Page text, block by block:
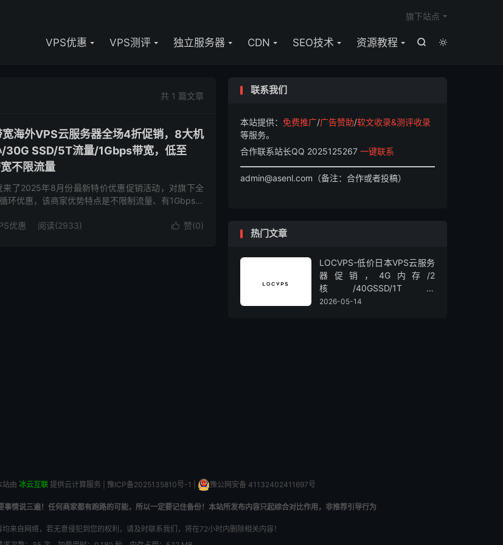


VPS优惠 VPS测评 独立服务器 CDN SEO技术 资源教程
旗下站点
共 1 篇文章
海外VPS云服务器全场4折促销，8大机
30G SSD/5T流量/1Gbps带宽，低至
不限流量
了2025年8月份最新特价优惠促销活动，对旗下全
环优惠，该商家优势特点是不限制流量、有1Gbps带
 赞(0)
优惠 阅读(2933)
联系我们
本站提供： 免费推广/广告赞助/软文收录&测评收录
等服务。
合作联系站长QQ 2025125267 一键联系
admin@asenl.com（备注：合作或者投稿）
热门文章
LOCVPS-低价日本VPS云服务
器促销，4G内存/2
核/40GSSD/1T流
量/450Mbps带宽，低至36元/
2026-05-14
站由 冰云互联 提供云计算服务 | 豫ICP备2025135810号-1 豫公网安备 41132402411697号
事情说三遍！任何商家都有跑路的可能，所以一定要记住备份！本站所发布内容只起综合对比作用，非推荐引导行为
来自网络，若无意侵犯到您的权利，请及时联系我们，将在72小时内删除相关内容！